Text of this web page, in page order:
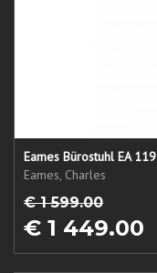
Eames Bürostuhl EA 119
Eames, Charles
€ 1 599.00
€ 1 449.00